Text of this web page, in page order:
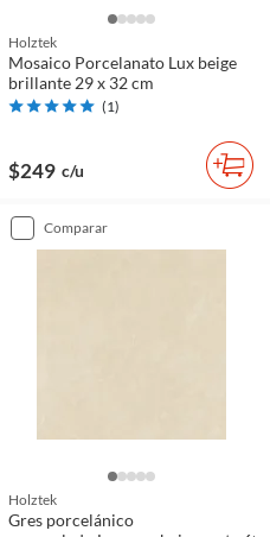
Holztek
Mosaico Porcelanato Lux beige
brillante 29 x 32 cm
(1)
$249 c/u
comparar
Holztek
Gres porcelánico